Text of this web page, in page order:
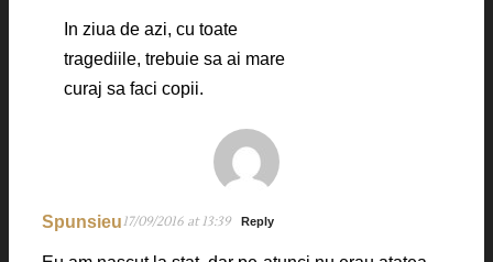
In ziua de azi, cu toate
tragediile, trebuie sa ai mare
curaj sa faci copii.
Spunsieu17/09/2016 at 13:39 Reply